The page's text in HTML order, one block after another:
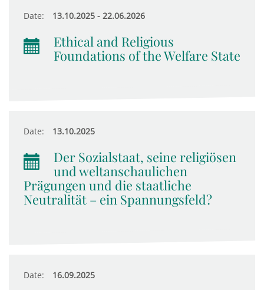
Date: 13.10.2025 - 22.06.2026
Ethical and Religious
Foundations of the Welfare State
Date: 13.10.2025
Der Sozialstaat, seine religiösen
und weltanschaulichen
Prägungen und die staatliche
Neutralität – ein Spannungsfeld?
Date: 16.09.2025